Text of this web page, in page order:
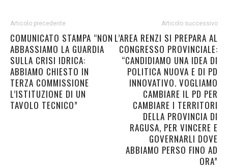
Articolo precedente
COMUNICATO STAMPA “NON
ABBASSIAMO LA GUARDIA
SULLA CRISI IDRICA:
ABBIAMO CHIESTO IN
TERZA COMMISSIONE
L’ISTITUZIONE DI UN
TAVOLO TECNICO”
Articolo successivo
L’AREA RENZI SI PREPARA AL
CONGRESSO PROVINCIALE:
“CANDIDIAMO UNA IDEA DI
POLITICA NUOVA E DI PD
INNOVATIVO. VOGLIAMO
CAMBIARE IL PD PER
CAMBIARE I TERRITORI
DELLA PROVINCIA DI
RAGUSA, PER VINCERE E
GOVERNARLI DOVE
ABBIAMO PERSO FINO AD
ORA”